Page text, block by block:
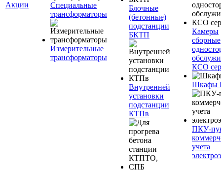
Акции
Специальные
трансформаторы
Измерительные
трансформаторы
Блочные
(бетонные)
подстанции
БКТП
Внутренней
установки
подстанции
КТПв
Камеры
сборные
КСО
Шкафы
ПКУ-
учета